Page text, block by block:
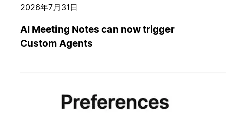
2026年7月31日
AI Meeting Notes can now trigger
Custom Agents